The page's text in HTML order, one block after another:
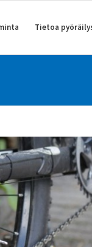
Tietoa